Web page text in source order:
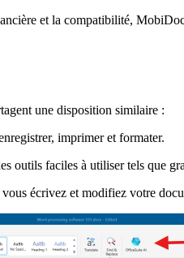
et la compatibilité,
une disposition similaire :
imprimer et formater.
outils faciles à utiliser tels que
écrivez et modifiez votre